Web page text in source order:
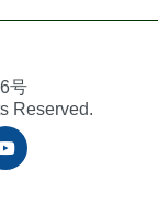
号
Reserved.